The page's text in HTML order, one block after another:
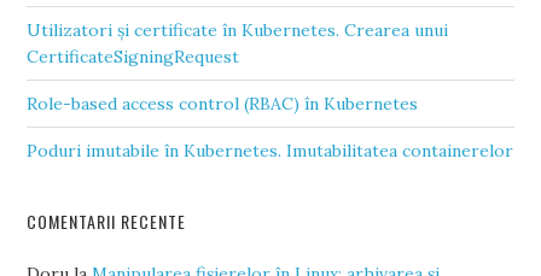
Utilizatori și certificate în Kubernetes. Crearea unui
CertificateSigningRequest
Role-based access control (RBAC) în Kubernetes
Poduri imutabile în Kubernetes. Imutabilitatea containerelor
COMENTARII RECENTE